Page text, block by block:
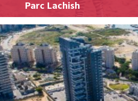
Parc Lachish